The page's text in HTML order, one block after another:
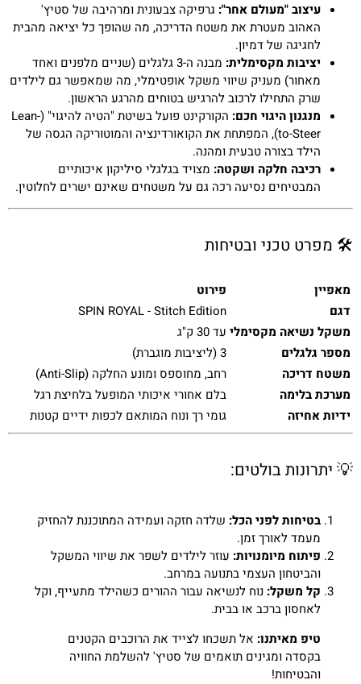
עיצוב "מעולם אחר": גרפיקה צבעונית ומרהיבה של סטיץ'
האהוב מעטרת את משטח הדריכה, מה שהופך כל יציאה מהבית
לחגיגה של דמיון.
יציבות מקסימלית:
מבנה ה-3 גלגלים (שניים מלפנים ואחד
מאחור) מעניק שיווי משקל אופטימלי, מה שמאפשר גם לילדים
שרק התחילו לרכוב להרגיש בטוחים מהרגע הראשון.
מנגנון היגוי חכם:
הקורקינט פועל בשיטת "הטיה להיגוי" (Lean-
to-Steer), המפתחת את הקואורדינציה והמוטוריקה הגסה של
הילד בצורה טבעית ומהנה.
רכיבה חלקה ושקטה: מצויד בגלגלי סיליקון איכותיים
המבטיחים נסיעה רכה גם על משטחים שאינם ישרים לחלוטין.
🛠️ מפרט טכני ובטיחות
מאפיין
פירוט
דגם
SPIN ROYAL - Stitch Edition
משקל נשיאה מקסימלי עד 30 ק"ג
מספר גלגלים
3 (ליציבות מוגברת)
משטח דריכה
רחב, מחוספס ומונע החלקה (Anti-Slip)
מערכת בלימה
בלם אחורי איכותי המופעל בלחיצת רגל
ידיות אחיזה
גומי רך ונוח המותאם לכפות ידיים קטנות
💡 יתרונות בולטים:
בטיחות לפני הכל: שלדה חזקה ועמידה המתוכננת להחזיק
מעמד לאורך זמן.
פיתוח מיומנויות: עוזר לילדים לשפר את שיווי המשקל
והביטחון העצמי בתנועה במרחב.
קל משקל: נוח לנשיאה עבור ההורים כשהילד מתעייף, וקל
לאחסון ברכב או בבית.
טיפ מאיתנו: אל תשכחו לצייד את הרוכבים הקטנים
בקסדה ומגינים תואמים של סטיץ' להשלמת החוויה
והבטיחות!